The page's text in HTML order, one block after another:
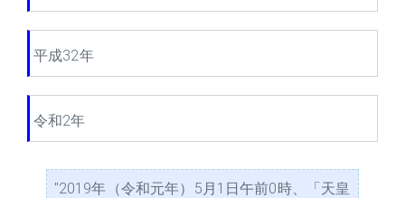
平成32年
令和2年
"2019年（令和元年）5月1日午前0時、「天皇